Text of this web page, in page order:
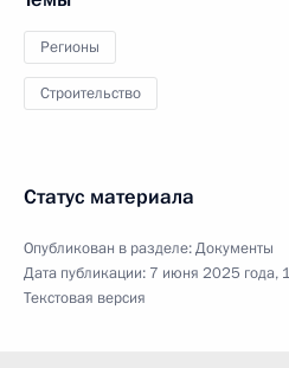
Регионы
Строительство
Статус материала
Опубликован в разделе:Документы
Дата публикации: 7 июня 2025 года,
Текстовая версия